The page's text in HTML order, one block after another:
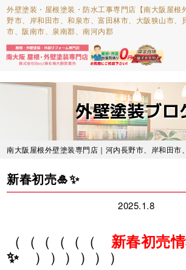
Skip
外壁塗装・屋根塗装・防水工事専門店【南大阪屋根
野市、岸和田市、和泉市、富田林市、大阪狭山市、
市、阪南市、泉南郡、南河内郡
外壁塗装ブロ
南大阪屋根外壁塗装専門店｜河内長野市、岸和田市
新春初売🎍✨
2025.1.8
（（（（（（ 新春初売
✨））））））